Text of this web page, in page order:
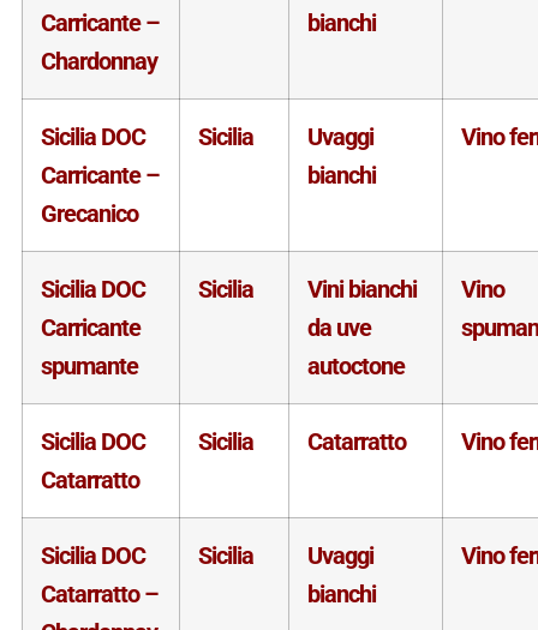
Carricante –
Chardonnay
bianchi
Sicilia DOC
Carricante –
Grecanico
Sicilia
Uvaggi
bianchi
Vino
Sicilia DOC
Carricante
spumante
Sicilia
Vini bianchi
da uve
autoctone
Vino
Sicilia DOC
Catarratto
Sicilia Catarratto Vino
Sicilia DOC
Catarratto –
Sicilia
Uvaggi
bianchi
Vino